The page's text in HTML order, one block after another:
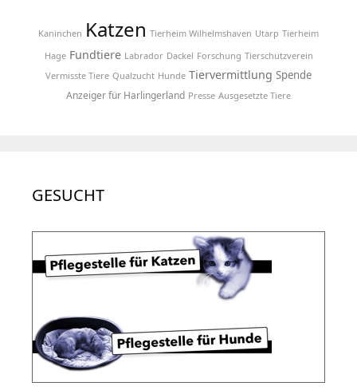
Kaninchen Katzen Tierheim Wilhelmshaven Utarp Tierheim
Hage Fundtiere Labrador Dackel Forschung Tierschutzverein
Vermisste Tiere Qualzucht Hunde Tiervermittlung Spende
Anzeiger für Harlingerland Presse Ausgesetzte Tiere
GESUCHT